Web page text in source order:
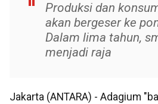
Produksi dan
akan bergeser ke
Dalam lima tahun,
menjadi raja
Jakarta (ANTARA) - Adagium